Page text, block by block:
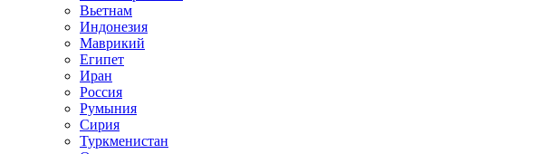
Вьетнам
Индонезия
Маврикий
Египет
Иран
Россия
Румыния
Сирия
Туркменистан